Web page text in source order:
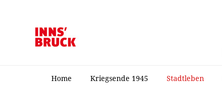
Home Kriegsende 1945 Stadtleben